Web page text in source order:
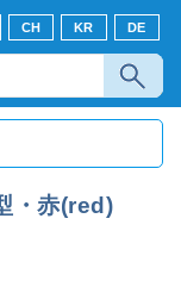
CH KR DE
・赤(red)